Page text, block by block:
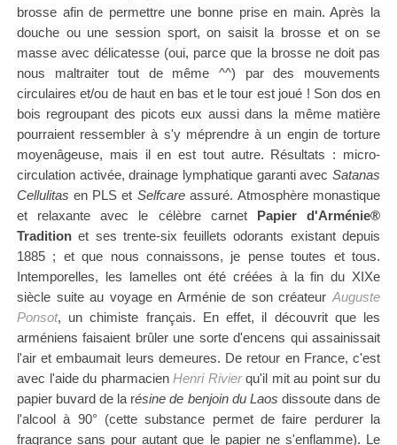
brosse afin de permettre une bonne prise en main. Après la
douche ou une session sport, on saisit la brosse et on se
masse avec délicatesse (oui, parce que la brosse ne doit pas
nous maltraiter tout de même ^^) par des mouvements
circulaires et/ou de haut en bas et le tour est joué ! Son dos en
bois regroupant des picots eux aussi dans la même matière
pourraient ressembler à s'y méprendre à un engin de torture
moyenâgeuse, mais il en est tout autre. Résultats : micro-
circulation activée, drainage lymphatique garanti avecSatanas
Cellulitas en PLS et Selfcareassuré. Atmosphère monastique
et relaxante avec le célèbre carnet Papier d'Arménie®
Traditionet ses trente-six feuillets odorants existant depuis
1885 ; et que nous connaissons, je pense toutes et tous.
Intemporelles, les lamelles ont été créées à la fin du XIXe
siècle suite au voyageen Arméniede son créateurAuguste
Ponsot, un chimiste français. En effet, il découvrit que les
arméniens faisaient brûler une sorte d'encens qui assainissait
l'air et embaumait leurs demeures. De retour en France, c'est
avec l'aide du pharmacienHenri Rivierqu'il mit au point sur du
papier buvard de la résine de benjoin du Laos dissoute dans de
l'alcool à 90° (cette substance permet de faire perdurer la
fragrance sans pour autant que le papier ne s'enflamme). Le